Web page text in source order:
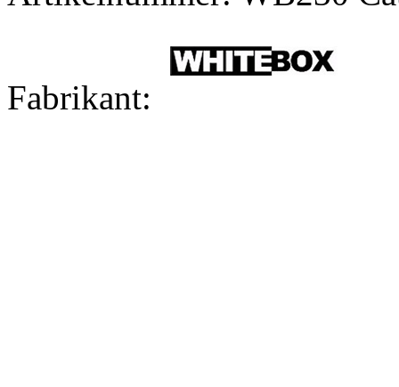
Fabrikant: